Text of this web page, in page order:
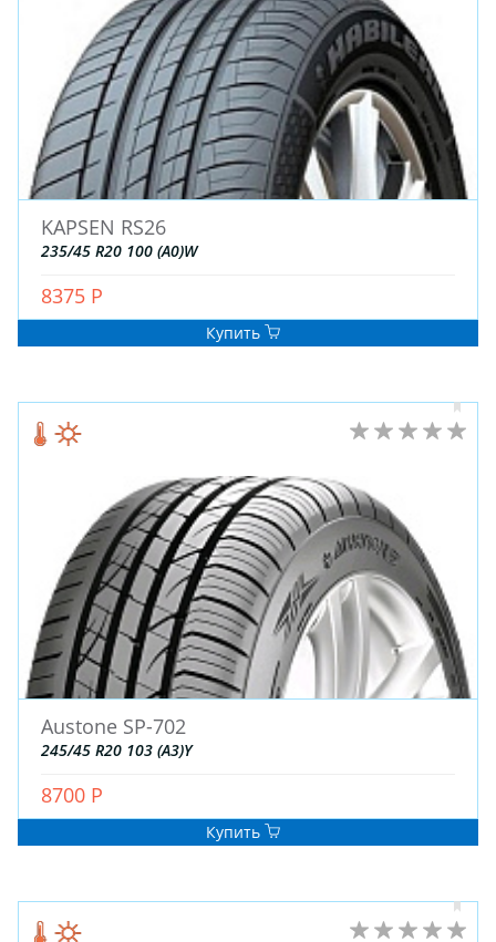
KAPSEN RS26
235/45 R20 100 (A0)W
8375 Р
Купить
Austone SP-702
245/45 R20 103 (A3)Y
8700 Р
Купить